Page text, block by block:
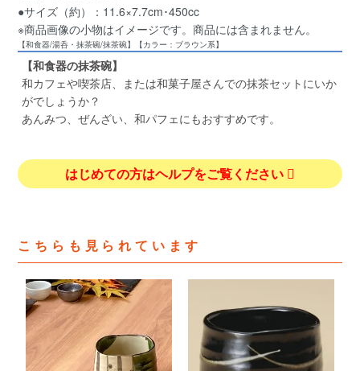
●サイズ（約）：11.6×7.7cm･450cc
※商品画像の小物はイメージです。商品には含まれません。
【和食器/湯呑・抹茶碗/抹茶碗】【カラー：ブラウン系】
【和食器の抹茶碗】
和カフェや喫茶店、または和菓子屋さんでの抹茶セットにいか
がでしょうか？
あんみつ、ぜんざい、和パフェにもおすすめです。
はじめての方はヘルプをご覧ください
こちらも見られています